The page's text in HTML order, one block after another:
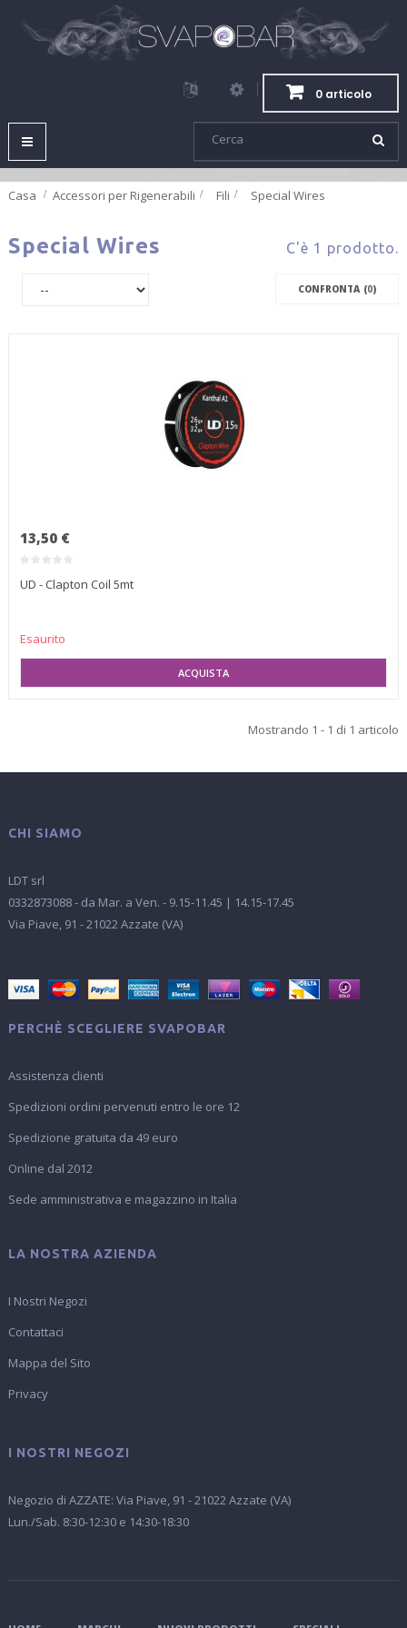
0 articolo
Navigazione
Toggle
Casa Accessori per Rigenerabili > Fili > Special Wires
Special Wires C'è 1 prodotto.
CONFRONTA (0)
13,50 €
UD - Clapton Coil 5mt
Esaurito
Mostrando 1 - 1 di 1 articolo
CHI SIAMO
LDT srl
0332873088 - da Mar. a Ven. - 9.15-11.45 | 14.15-17.45
Via Piave, 91 - 21022 Azzate (VA)
PERCHÈ SCEGLIERE SVAPOBAR
Assistenza clienti
Spedizioni ordini pervenuti entro le ore 12
Spedizione gratuita da 49 euro
Online dal 2012
Sede amministrativa e magazzino in Italia
LA NOSTRA AZIENDA
I Nostri Negozi
Contattaci
Mappa del Sito
Privacy
I NOSTRI NEGOZI
Negozio di AZZATE: Via Piave, 91 - 21022 Azzate (VA)
Lun./Sab. 8:30-12:30 e 14:30-18:30